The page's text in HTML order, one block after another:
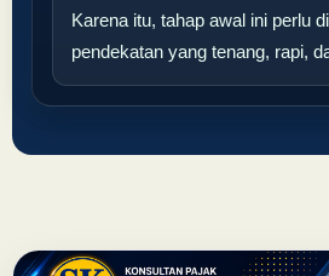
Karena itu, tahap awal ini perlu
pendekatan yang tenang, rapi,